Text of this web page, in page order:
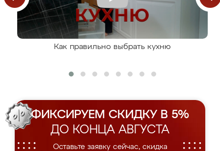
Как правильно выбрать кухню
ФИКСИРУЕМ СКИДКУ В 5%
ДО КОНЦА АВГУСТА
Оставьте заявку сейчас, скидка